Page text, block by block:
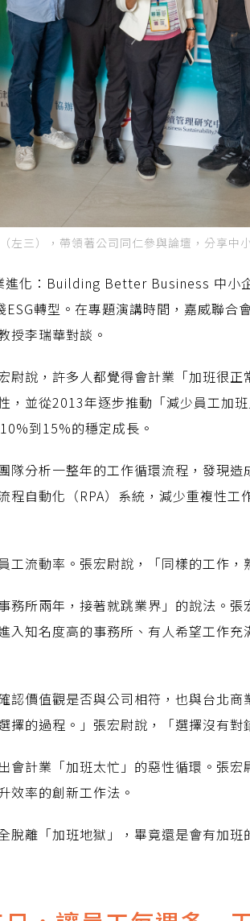
左三），帶領著公司同仁參與論壇，分享中
進化：Building Better Business 中小
轉型。在專題演講時間，嘉威聯
授李瑞華對談。
尉說，許多人都覺得會計業「加班很
，並從2013年逐步推動「減少員工加
到15%的穩定成長。
隊分析一整年的工作循環流程，發現
程自動化（RPA）系統，減少重複性
工流動率。張宏尉說，「同樣的工作，
務所兩年，接著就跳業界」的說法。
入知名度高的事務所、有人希望工作
認價值觀是否與公司相符，也與台北
的過程。」張宏尉說，「選擇沒有對
會計業「加班太忙」的惡性循環。張
效率的創新工作法。
脫離「加班地獄」，畢竟還是會有加